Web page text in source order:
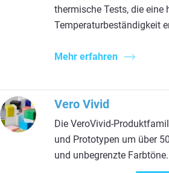
thermische Tests, die eine
Temperaturbeständigkeit
Mehr erfahren
Vero Vivid
Die VeroVivid-
und Prototypen um über
und unbegrenzte Farbtöne.